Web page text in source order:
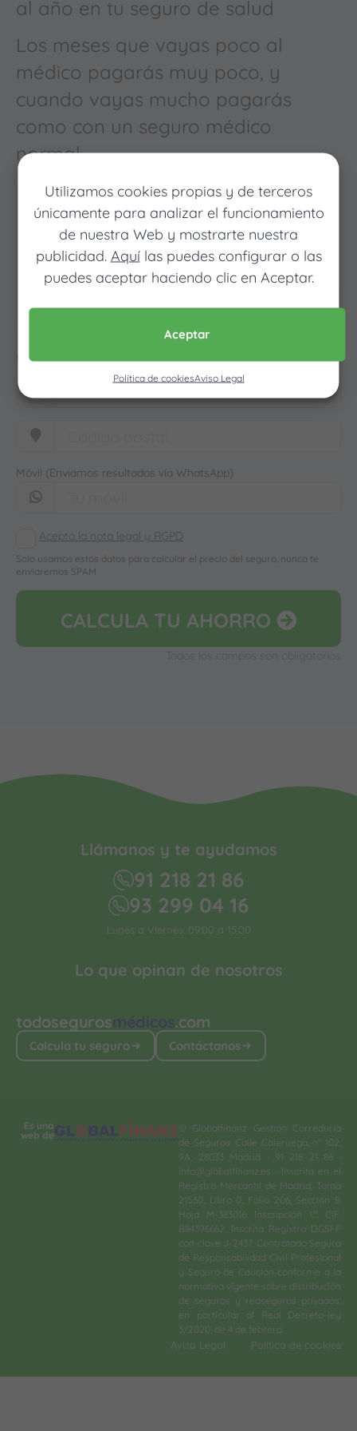
Utilizamos cookies propias y de terceros
únicamente para analizar el funcionamiento
de nuestra Web y mostrarte nuestra
publicidad. Aquílas puedes configurar o las
puedes aceptar haciendo clic en Aceptar.
Aceptar
Política de cookiesAviso Legal
al año en tu seguro de salud
Los meses que vayas poco al
médico pagarás muy poco, y
cuando vayas mucho pagarás
como con un seguro médico
normal
Pon tus datos y descubre
cuánto dinero ahorrarías
Móvil (Enviamos resultados vía WhatsApp)
Acepto la nota legal y RGPD
Solo usamos estos datos para calcular el precio del seguro, nunca te
enviaremos SPAM
CALCULA TU AHORRO
todosegurosmédicos.com
Calcula tu seguro Contáctanos
Lo que opinan de nosotros
Llámanos y te ayudamos
91 218 21 86
93 299 04 16
Lunes a Viernes: 09:00 a 15:00
Es una
web de
© Globalfinanz Gestión Correduría
de Seguros. Calle Caleruega, nº 102,
9A, 28033 Madrid · 91 218 21 86 ·
info@globalfinanz.es · Inscrita en el
Registro Mercantil de Madrid, Tomo
21530, Libro 0, Folio 206, Sección 8,
Hoja M-383016. Inscripción 1.ª. CIF.
B84396662. Inscrita Registro DGSFP
con clave J-2437. Contratado Seguro
de Responsabilidad Civil Profesional
y Seguro de Caución conforme a la
normativa vigente sobre distribución
de seguros y reaseguros privados,
en particular al Real Decreto-ley
3/2020, de 4 de febrero.​
Aviso Legal Política de cookies